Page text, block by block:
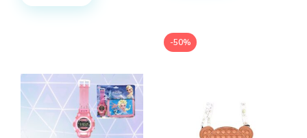
-50%